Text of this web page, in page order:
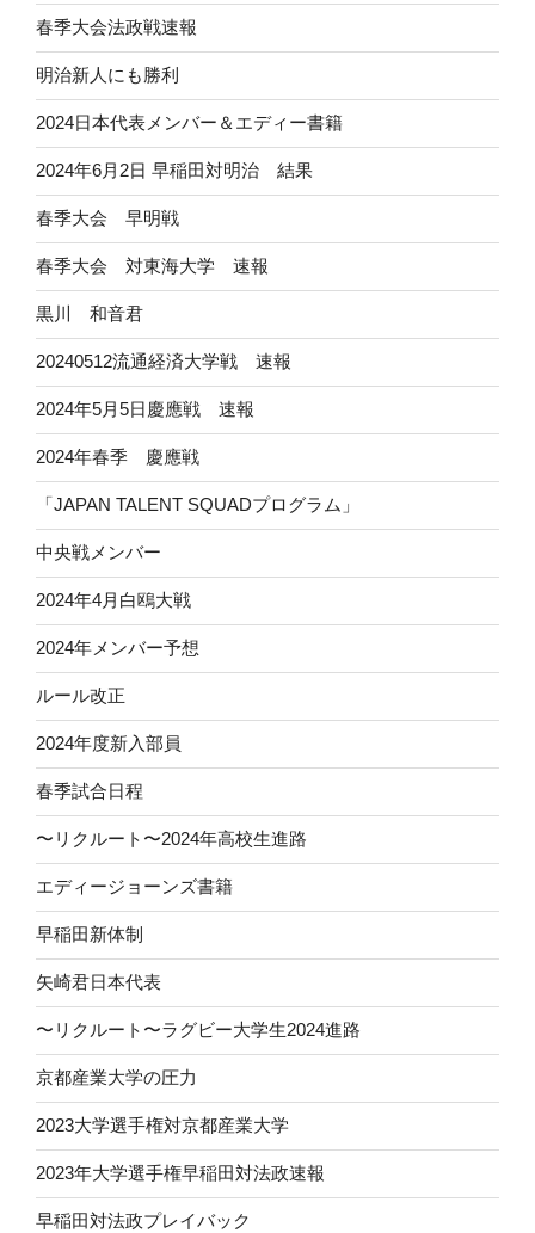
春季大会法政戦速報
明治新人にも勝利
2024日本代表メンバー＆エディー書籍
2024年6月2日 早稲田対明治 結果
春季大会 早明戦
春季大会 対東海大学 速報
黒川 和音君
20240512流通経済大学戦 速報
2024年5月5日慶應戦 速報
2024年春季 慶應戦
「JAPAN TALENT SQUADプログラム」
中央戦メンバー
2024年4月白鴎大戦
2024年メンバー予想
ルール改正
2024年度新入部員
春季試合日程
〜リクルート〜2024年高校生進路
エディージョーンズ書籍
早稲田新体制
矢崎君日本代表
〜リクルート〜ラグビー大学生2024進路
京都産業大学の圧力
2023大学選手権対京都産業大学
2023年大学選手権早稲田対法政速報
早稲田対法政プレイバック